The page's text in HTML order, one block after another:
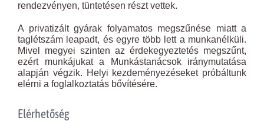
rendezvényen, tüntetésen részt vettek.
A privatizált gyárak folyamatos megszűnése miatt a
taglétszám leapadt, és egyre több lett a munkanélküli.
Mivel megyei szinten az érdekegyeztetés megszűnt,
ezért munkájukat a Munkástanácsok iránymutatása
alapján végzik. Helyi kezdeményezéseket próbáltunk
elérni a foglalkoztatás bővítésére.
Elérhetőség